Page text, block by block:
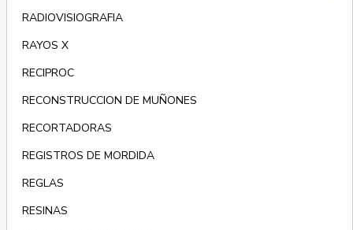
RADIOVISIOGRAFIA
RAYOS X
RECIPROC
RECONSTRUCCION DE MUÑONES
RECORTADORAS
REGISTROS DE MORDIDA
REGLAS
RESINAS